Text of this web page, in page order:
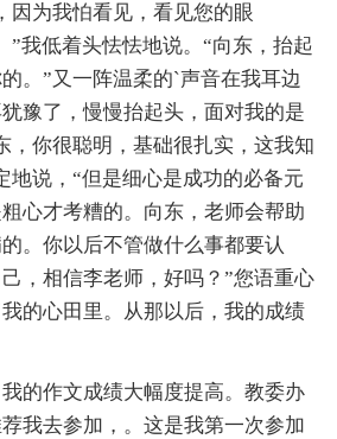
因为我怕看见，看见您的眼
”我低着头怯怯地说。“向东，抬起
。”又一阵温柔的`声音在我耳边
豫了，慢慢抬起头，面对我的是
，你很聪明，基础很扎实，这我知
地说，“但是细心是成功的必备元
心才考糟的。向东，老师会帮助
。你以后不管做什么事都要认
，相信李老师，好吗？”您语重心
的心田里。从那以后，我的成绩
的作文成绩大幅度提高。教委办
我去参加，。这是我第一次参加